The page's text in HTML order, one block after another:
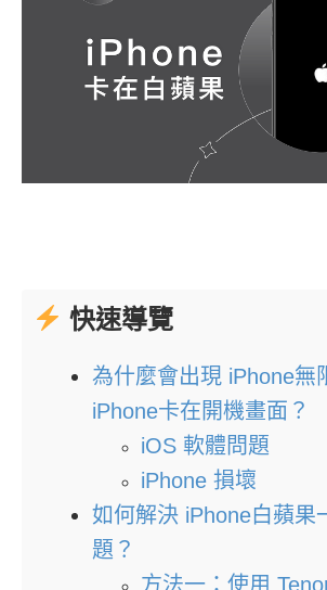
快速導覽
為什麼會出現 iPhone無
iPhone卡在開機畫面？
iOS 軟體問題
iPhone 損壞
如何解決 iPhone白蘋果
題？
方法一：使用